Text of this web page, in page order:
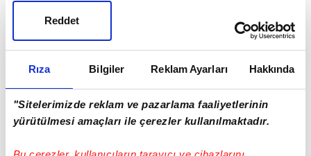
Rıza Bilgiler Reklam Ayarları Hakkında
"Sitelerimizde reklam ve pazarlama faaliyetlerinin
yürütülmesi amaçları ile çerezler kullanılmaktadır.
Reddet
Formula 1'de Monaco Grand Prix'si öncesi pilotlar ve
takımlar klasmanının ilk 5 sırası şöyle: